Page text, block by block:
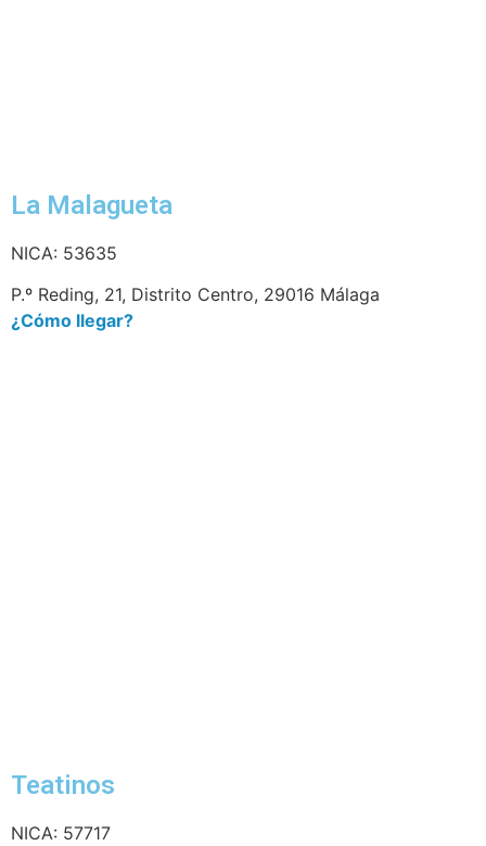
La Malagueta
NICA: 53635
P.º Reding, 21, Distrito Centro, 29016 Málaga
¿Cómo llegar?
Teatinos
NICA: 57717